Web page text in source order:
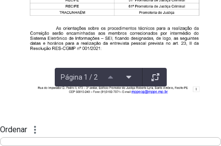
Página 1 / 2
Ordenar